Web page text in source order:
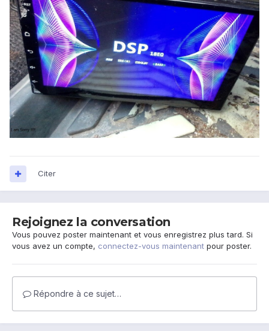
Citer
Rejoignez la conversation
Vous pouvez poster maintenant et vous enregistrez plus tard. Si
vous avez un compte, connectez-vous maintenant pour poster.
Répondre à ce sujet…